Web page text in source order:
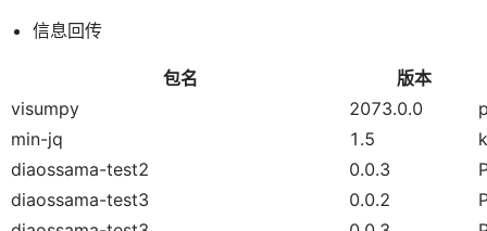
信息回传
包名
版本
visumpy
2073.0.0
min-jq
1.5
diaossama-test2
0.0.3
diaossama-test3
0.0.2